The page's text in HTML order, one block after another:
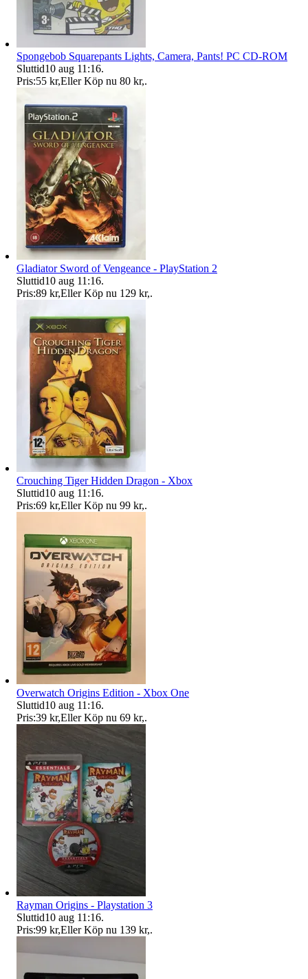
Spongebob Squarepants Lights, Camera, Pants! PC CD-ROM
Sluttid10 aug 11:16.
Pris:55 kr,Eller Köp nu 80 kr,.
Gladiator Sword of Vengeance - PlayStation 2
Sluttid10 aug 11:16.
Pris:89 kr,Eller Köp nu 129 kr,.
Crouching Tiger Hidden Dragon - Xbox
Sluttid10 aug 11:16.
Pris:69 kr,Eller Köp nu 99 kr,.
Overwatch Origins Edition - Xbox One
Sluttid10 aug 11:16.
Pris:39 kr,Eller Köp nu 69 kr,.
Rayman Origins - Playstation 3
Sluttid10 aug 11:16.
Pris:99 kr,Eller Köp nu 139 kr,.